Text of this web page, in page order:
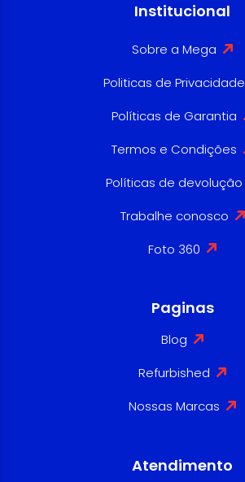
Institucional
Sobre a Mega
Politicas de Privacidade
Políticas de Garantia
Termos e Condições
Políticas de devolução
Trabalhe conosco
Foto 360
Paginas
Blog
Refurbished
Nossas Marcas
Atendimento